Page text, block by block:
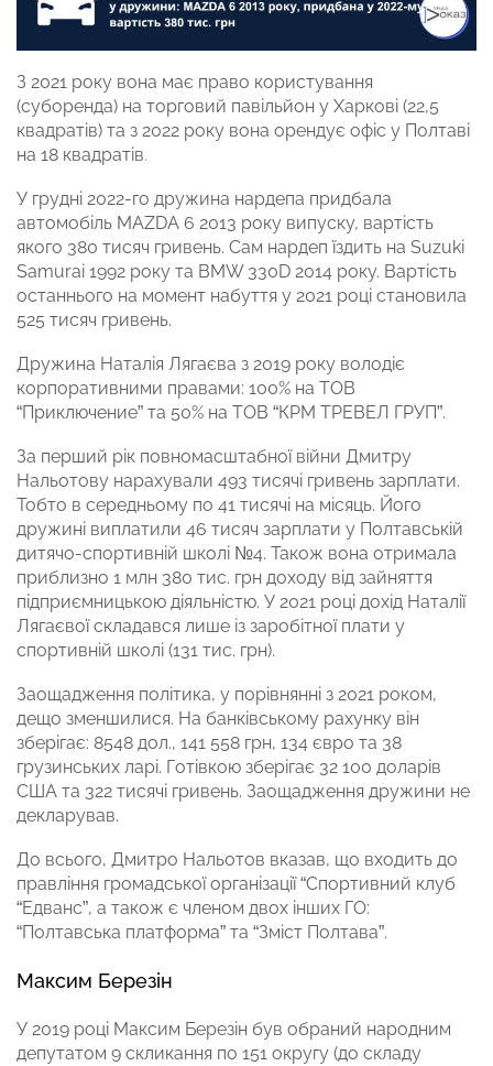
З 2021 року вона має право користування
(суборенда) на торговий павільйон у Харкові (22,5
квадратів) та з 2022 року вона орендує офіс у Полтаві
на 18 квадратів.
У грудні 2022-го дружина нардепа придбала
автомобіль MAZDA 6 2013 року випуску, вартість
якого 380 тисяч гривень. Сам нардеп їздить на Suzuki
Samurai 1992 року та BMW 330D 2014 року. Вартість
останнього на момент набуття у 2021 році становила
525 тисяч гривень.
Дружина Наталія Лягаєва з 2019 року володіє
корпоративними правами: 100% на ТОВ
“Приключение” та 50% на ТОВ “КРМ ТРЕВЕЛ ГРУП”.
За перший рік повномасштабної війни Дмитру
Нальотову нарахували 493 тисячі гривень зарплати.
Тобто в середньому по 41 тисячі на місяць. Його
дружині виплатили 46 тисяч зарплати у Полтавській
дитячо-спортивній школі №4. Також вона отримала
приблизно 1 млн 380 тис. грн доходу від зайняття
підприємницькою діяльністю. У 2021 році дохід Наталії
Лягаєвої складався лише із заробітної плати у
спортивній школі (131 тис. грн).
Заощадження політика, у порівнянні з 2021 роком,
дещо зменшилися. На банківському рахунку він
зберігає: 8548 дол., 141 558 грн, 134 євро та 38
грузинських ларі. Готівкою зберігає 32 100 доларів
США та 322 тисячі гривень. Заощадження дружини не
декларував.
До всього, Дмитро Нальотов вказав, що входить до
правління громадської організації “Спортивний клуб
“Едванс”, а також є членом двох інших ГО:
“Полтавська платформа” та “Зміст Полтава”.
Максим Березін
У 2019 році Максим Березін був обраний народним
депутатом 9 скликання по 151 округу (до складу